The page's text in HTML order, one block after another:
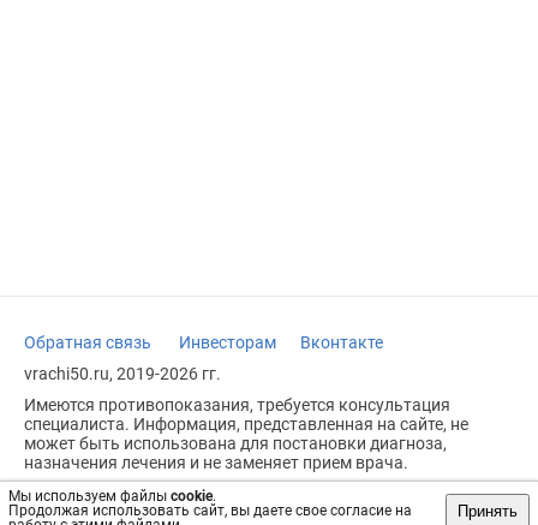
Мы используем файлы cookie.
Продолжая использовать сайт, вы даете свое согласие на
Принять
Обратная связь Инвесторам
Вконтакте
vrachi50.ru, 2019-2026 гг.
Имеются противопоказания, требуется консультация
специалиста. Информация, представленная на сайте, не
может быть использована для постановки диагноза,
назначения лечения и не заменяет прием врача.
Возрастное ограничение: 18+